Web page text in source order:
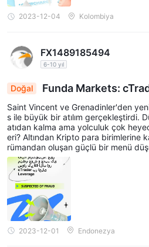
2023-12-04 Kolombiya
FX1489185494
6-10 yıl
Doğal
Funda Markets:
a düzenlenmemiş heyecan
Saint Vincent ve Grenadinler'den
s ile büyük bir atılım gerçekleştirdi.
atıdan kalma ama yolculuk çok
eri? Altından Kripto para birimlerine
rümandan oluşan güçlü bir menü
gan bir platform olan cTrader'da
t hesapları ve yalnızca 100$ ile
adar açık! Maksimum 1:500 kaldıraç
ordu. 24 saat müşteri desteği
2023-12-01 Endonezya